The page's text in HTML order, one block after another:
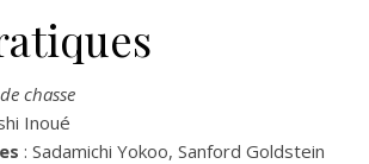
chasse
Inoué
: Sadamichi Yokoo, Sanford Goldstein